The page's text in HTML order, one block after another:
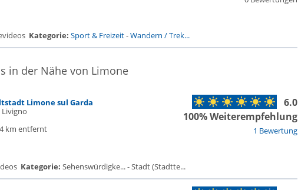
Kategorie: Sport & Freizeit-Wandern / Trek...
in der Nähe von Limone
Limone sul Garda
Livigno
km entfernt
1 Bewertung
6.0
100% Weiterempfehlung
Kategorie: Sehenswürdigke... - Stadt (Stadtte...